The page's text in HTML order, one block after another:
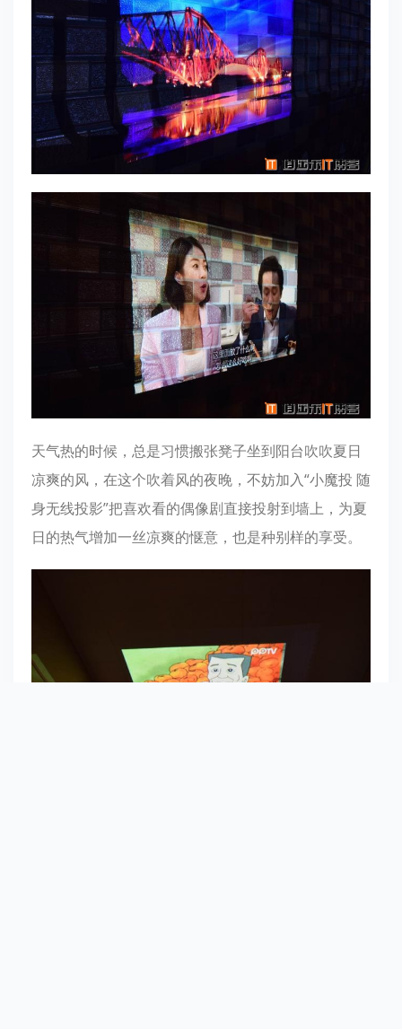
天气热的时候，总是习惯搬张凳子坐到阳台吹吹夏日
凉爽的风，在这个吹着风的夜晚，不妨加入“小魔投 随
身无线投影”把喜欢看的偶像剧直接投射到墙上，为夏
日的热气增加一丝凉爽的惬意，也是种别样的享受。